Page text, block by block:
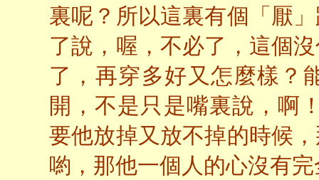
裏呢？所以這裏有個「厭
了說，喔，不必了，這個
了，再穿多好又怎麼樣？
開，不是只是嘴裏說，啊
要他放掉又放不掉的時候
喲，那他一個人的心沒有